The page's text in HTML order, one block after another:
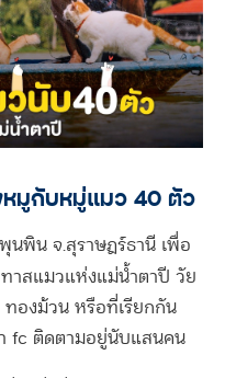
มูกับหมู่แมว 40 ตัว
นพิน จ.สุราษฎร์ธานี เพื่อ
ทาสแมวแห่งแม่น้ำตาปี วัย
ทองม้วน หรือที่เรียกกัน
า fc ติดตามอยู่นับแสนคน